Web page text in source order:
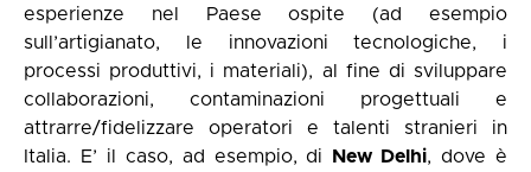
esperienze nel Paese ospite (ad esempio
sull’artigianato, le innovazioni tecnologiche, i
processi produttivi, i materiali), al fine di sviluppare
collaborazioni, contaminazioni progettuali e
attrarre/fidelizzare operatori e talenti stranieri in
Italia. E’ il caso, ad esempio, di
New Delhi, dove è